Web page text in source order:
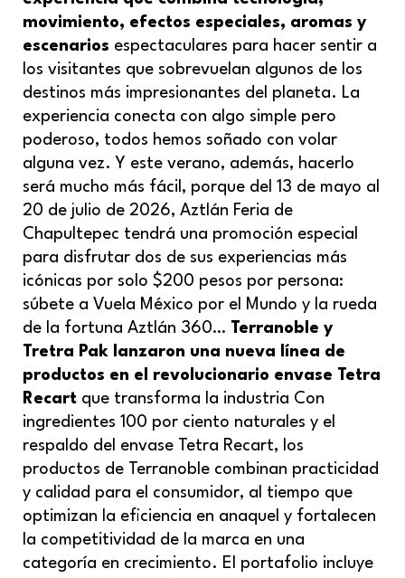
movimiento, efectos especiales, aromas y
escenarios espectaculares para hacer sentir a
los visitantes que sobrevuelan algunos de los
destinos más impresionantes del planeta. La
experiencia conecta con algo simple pero
poderoso, todos hemos soñado con volar
alguna vez. Y este verano, además, hacerlo
será mucho más fácil, porque del 13 de mayo al
20 de julio de 2026, Aztlán Feria de
Chapultepec tendrá una promoción especial
para disfrutar dos de sus experiencias más
icónicas por solo $200 pesos por persona:
súbete a Vuela México por el Mundo y la rueda
de la fortuna Aztlán 360… Terranoble y
Tretra Pak lanzaron una nueva línea de
productos en el revolucionario envase Tetra
Recart que transforma la industria Con
ingredientes 100 por ciento naturales y el
respaldo del envase Tetra Recart, los
productos de Terranoble combinan practicidad
y calidad para el consumidor, al tiempo que
optimizan la eficiencia en anaquel y fortalecen
la competitividad de la marca en una
categoría en crecimiento. El portafolio incluye